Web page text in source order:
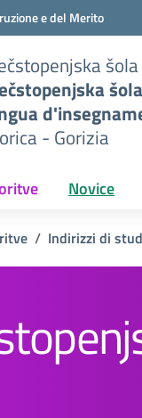
e del Merito
- Gorizia
Novice
Indirizzi di